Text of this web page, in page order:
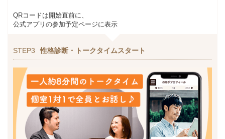
QRコードは開始直前に、
公式アプリの参加予定ページに表示
STEP3 性格診断・トークタイムスタート